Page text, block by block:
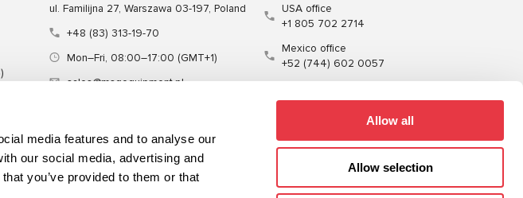
media features and to analyse our
our social media, advertising and
you’ve provided to them or that
Allow all
Allow selection
ul. Familijna 27, Warszawa 03-197, Poland
+48 (83) 313-19-70
Mon–Fri, 08:00–17:00 (GMT+1)
sales@msgequipment.pl
USA office
+1 805 702 2714
Mexico office
+52 (744) 602 0057
specjalne Szkolenie